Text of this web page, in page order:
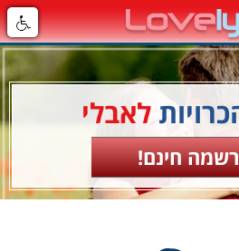
לאבלי
חינם!